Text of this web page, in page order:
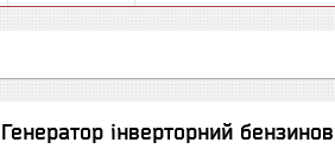
Генератор інверторний